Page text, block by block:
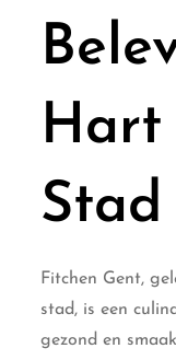
Hart
Stad
Fitchen Gent,
stad, is een
gezond en